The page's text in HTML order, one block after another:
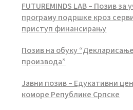
FUTUREMINDS LAB – Позив
програму подршке кроз
приступ финансирању
Позив на обуку
производа”
Јавни позив – Едукативни
коморе Републике Српске